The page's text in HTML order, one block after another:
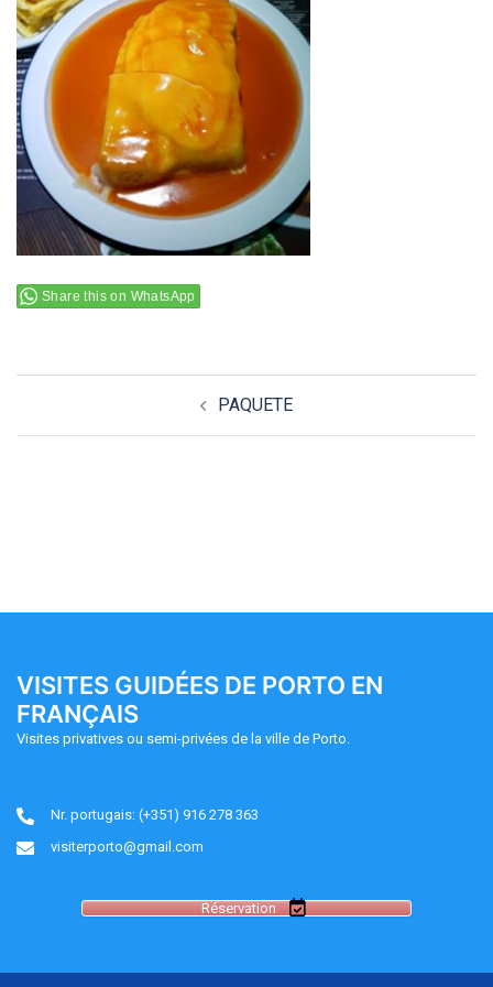
Share this on WhatsApp
PAQUETE
VISITES GUIDÉES DE PORTO EN
FRANÇAIS
Visites privatives ou semi-privées de la ville de Porto.
Nr. portugais: (+351) 916 278 363
visiterporto@gmail.com
Réservation